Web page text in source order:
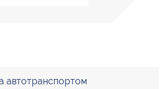
автотранспортом